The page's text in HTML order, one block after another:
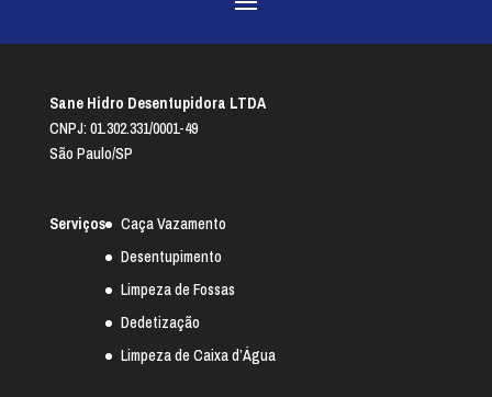
Sane Hidro Desentupidora LTDA
CNPJ: 01.302.331/0001-49
São Paulo/SP
Serviços
Caça Vazamento
Desentupimento
Limpeza de Fossas
Dedetização
Limpeza de Caixa d’Água